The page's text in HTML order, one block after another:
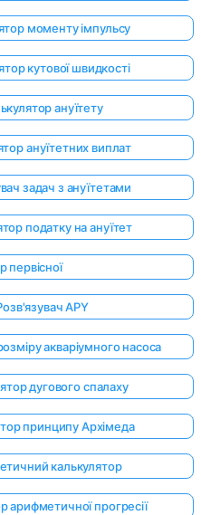
моменту імпульсу
кутової швидкості
ануїтету
ануїтетних виплат
задач з ануїтетами
податку на ануїтет
первісної
APY
акваріумного насоса
дугового спалаху
принципу Архімеда
калькулятор
арифметичної прогресії